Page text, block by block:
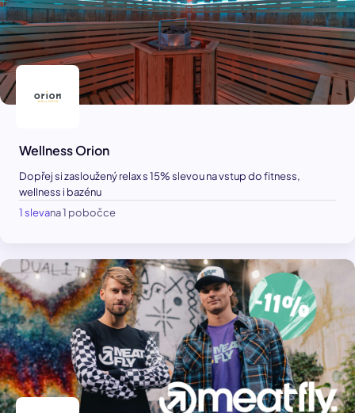
Wellness Orion
Dopřej si zasloužený relax s 15% slevou na vstup do fitness,
wellness i bazénu
1 slevana 1 pobočce